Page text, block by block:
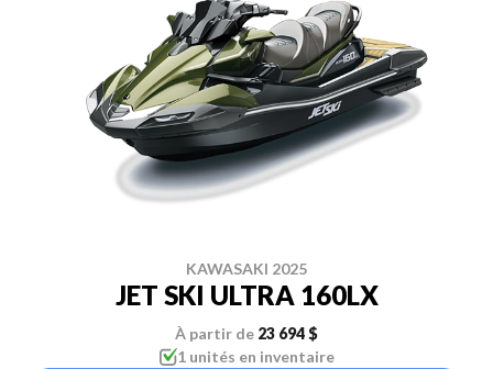
KAWASAKI 2025
JET SKI ULTRA 160LX
À partir de 23 694 $
1 unités en inventaire